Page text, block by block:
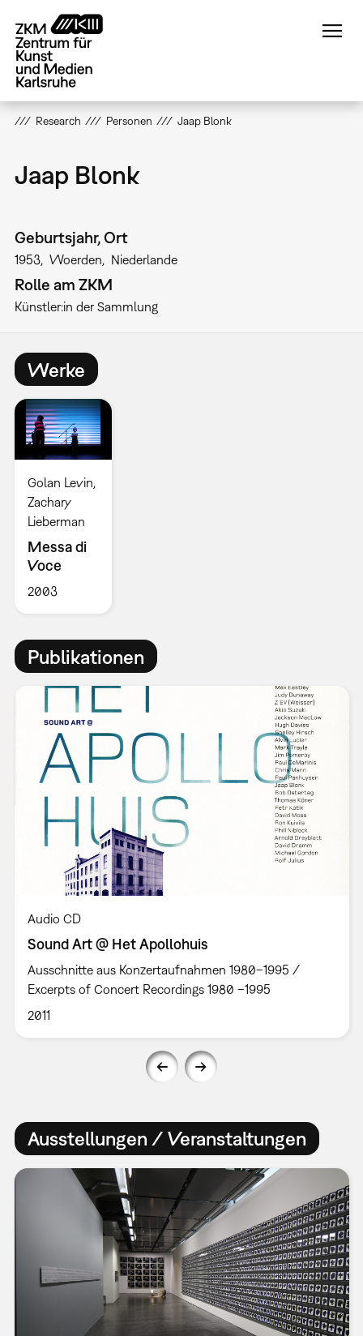
zum
Inhalt
Research Personen Jaap Blonk
Jaap Blonk
Geburtsjahr, Ort
1953 Woerden Niederlande
Rolle am ZKM
Künstler:in der Sammlung
Werke
Golan Levin,
Zachary
Lieberman
Messa di
Voce
2003
Publikationen
Audio CD
Sound Art @ Het Apollohuis
Ausschnitte aus Konzertaufnahmen 1980–1995 /
Excerpts of Concert Recordings 1980 –1995
2011
Ausstellungen / Veranstaltungen